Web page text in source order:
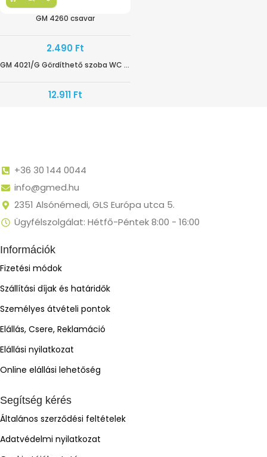
GM 4260 csavar
2.490 Ft
HAMAROSAN ÉRKEZIK
GM 4021/G Gördíthető szoba WC lábtartó
12.911 Ft
+36 30 144 0044
info@gmed.hu
2351 Alsónémedi, GLS Európa utca 5.
Ügyfélszolgálat: Hétfő-Péntek 8:00 - 16:00
Információk
Fizetési módok
Szállítási díjak és határidők
Személyes átvételi pontok
Elállás, Csere, Reklamáció
Elállási nyilatkozat
Online elállási lehetőség
Segítség kérés
Általános szerződési feltételek
Adatvédelmi nyilatkozat